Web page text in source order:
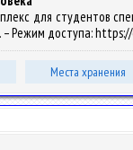
для студентов
– Режим доступа:
Места хранения